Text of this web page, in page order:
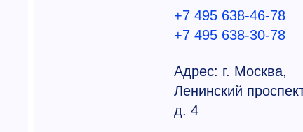
+7 495 638-46-78
+7 495 638-30-78
Адрес: г. Москва,
Ленинский
д. 4